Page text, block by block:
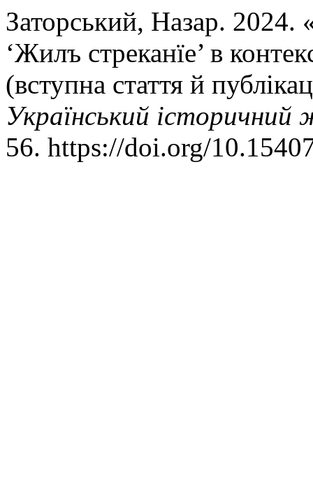
Заторський, Назар. 2024.
‘Жилъ стреканїе’ в
(вступна стаття й
Український історичний
56. https://doi.org/